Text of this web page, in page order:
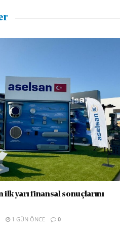
ilk yarı finansal sonuçlarını
1 GÜN ÖNCE 0